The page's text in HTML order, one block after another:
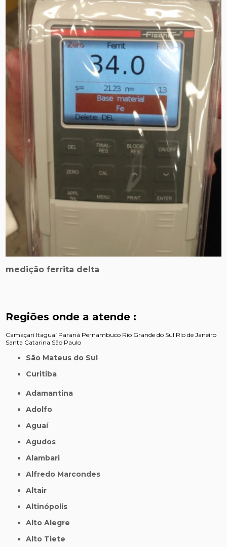
medição ferrita delta
Regiões onde a atende :
Camaçari Itaguaí Paraná Pernambuco Rio Grande do Sul Rio de Janeiro
Santa Catarina São Paulo
São Mateus do Sul
Curitiba
Adamantina
Adolfo
Aguaí
Agudos
Alambari
Alfredo Marcondes
Altair
Altinópolis
Alto Alegre
Alto Tiete